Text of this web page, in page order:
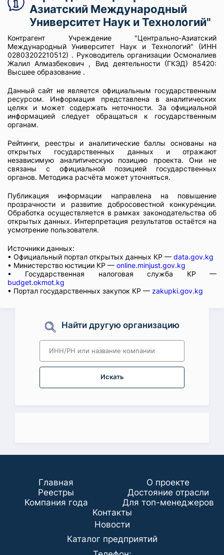
Азиатский Международный
Университет Наук и Технологий"
Контрагент Учреждение "Центрально-Азиатский
Международный Университет Наук и Технологий" (ИНН
02803202210512) . Руководитель организации Осмоналиев
Жалил Алмазбекович , Вид деятельности (ГКЭД) 85420:
Высшее образование .
Данный сайт не является официальным государственным
ресурсом. Информация представлена в аналитических
целях и может содержать неточности. За официальной
информацией следует обращаться к государственным
органам.
Рейтинги, реестры и аналитические баллы основаны на
открытых государственных данных и отражают
независимую аналитическую позицию проекта. Они не
связаны с официальной позицией государственных
органов. Методика расчёта может уточняться.
Публикация информации направлена на повышение
прозрачности и развитие добросовестной конкуренции.
Обработка осуществляется в рамках законодательства об
открытых данных. Интерпретация результатов остаётся на
усмотрение пользователя.
Источники данных:
• Официальный портал открытых данных КР — data.gov.kg
• Министерство юстиции КР — online.minjust.gov.kg
• Государственная налоговая служба КР —
budget.okmot.kg
• Портал государственных закупок КР — zakupki.gov.kg
Найти другую организацию
Искать
Главная
О проекте
Реестры
Достояние отрасли
Компания года
Для топ-менеджеров
Koнтaкты
Новости
Каталог предприятий